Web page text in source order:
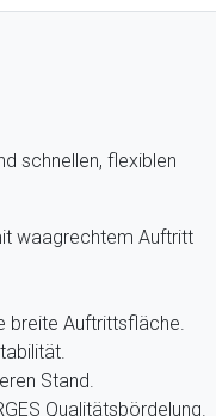
schnellen, flexiblen
waagrechtem Auftritt
breite Auftrittsfläche.
Stand.
Qualitätsbördelung.